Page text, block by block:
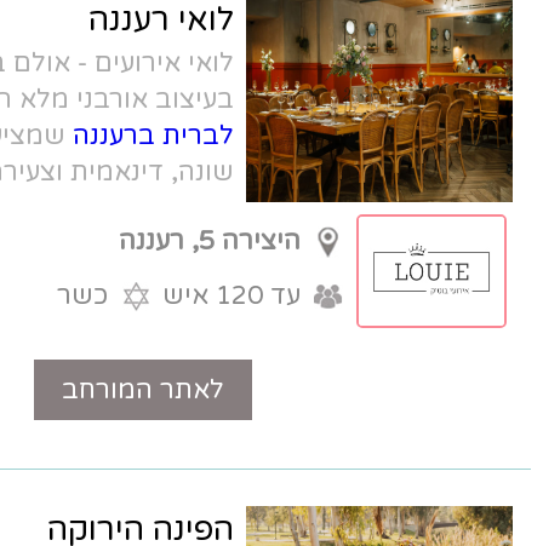
לואי רעננה
לואי אירועים - אולם בוטיק אינטימי,
בעיצוב אורבני מלא השראה,אולם קטן
לברית ברעננהשמציע אירועים בחוויה
שונה, דינאמית וצעירה.
כשר
טלפון
הפינה הירוקה